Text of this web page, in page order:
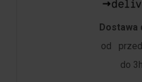
Dostawa
od
do 3h